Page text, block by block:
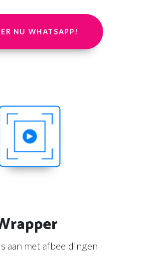
NU WHATSAPP!
aan met afbeeldingen